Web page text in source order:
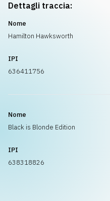
Dettagli traccia:
Nome
Hamilton Hawksworth
IPI
636411756
Nome
Black is Blonde Edition
IPI
638318826